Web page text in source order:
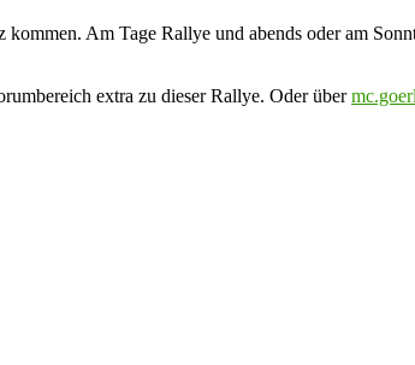
Am Tage Rallye und abends oder am
extra zu dieser Rallye. Oder über